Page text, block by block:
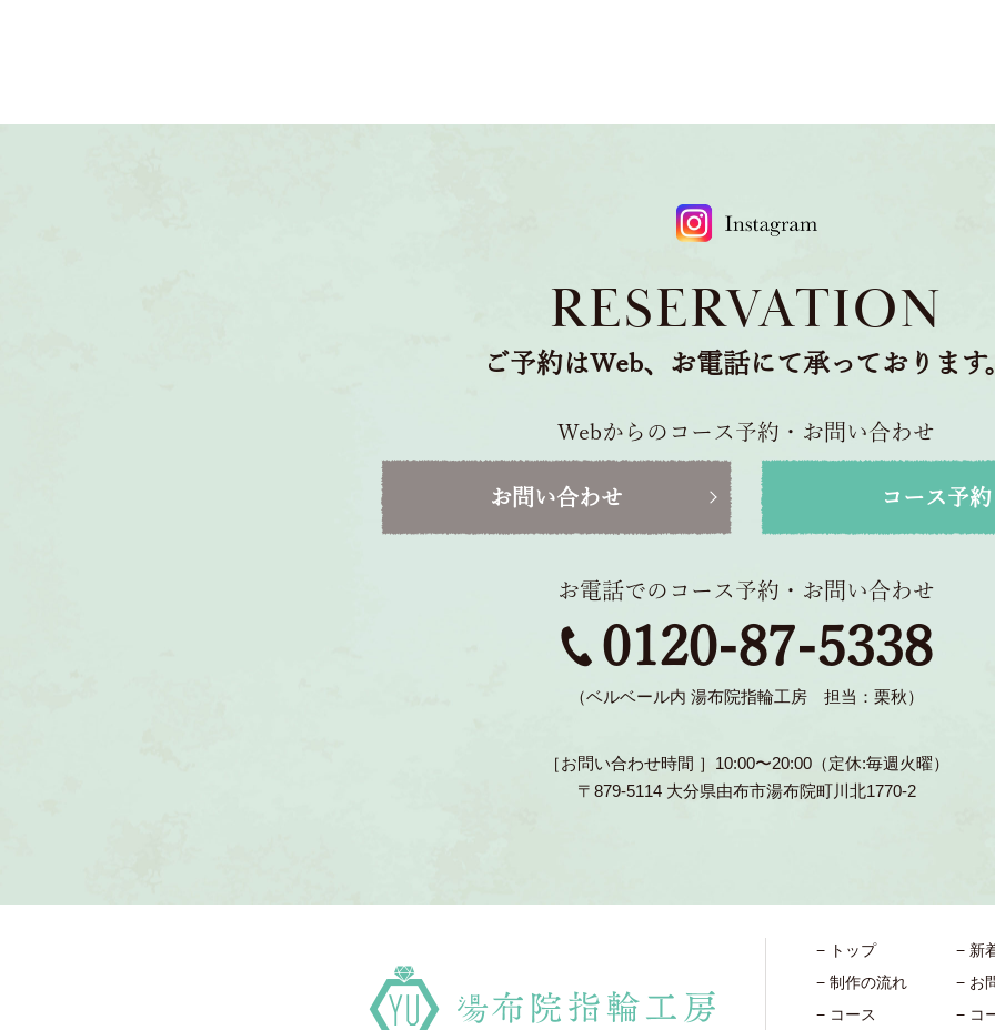
RESERVATION
ご予約はWeb、お電話にて承っております
Webからのコース予約・お問い合わせ
コース予約
お問い合わせ
お電話でのコース予約・お問い合わせ
0120-87-5338
（ベルベール内 湯布院指輪工房 担当：栗秋）
［お問い合わせ時間 ］10:00〜20:00（定休:毎週火曜）
〒879-5114 大分県由布市湯布院町川北1770-2
トップ
制作の流れ
コース
新
お
コ